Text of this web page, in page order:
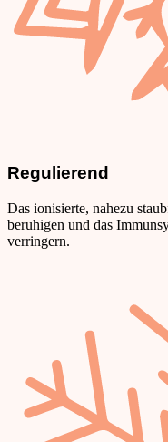
Regulierend
Das ionisierte, nahezu
beruhigen und das
verringern.